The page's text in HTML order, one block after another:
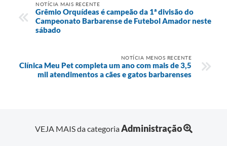
NOTÍCIA MAIS RECENTE
Grêmio Orquídeas é campeão da 1ª divisão do
Campeonato Barbarense de Futebol Amador neste
sábado
NOTÍCIA MENOS RECENTE
Clínica Meu Pet completa um ano com mais de 3,5
mil atendimentos a cães e gatos barbarenses
VEJA MAIS da categoriaAdministração